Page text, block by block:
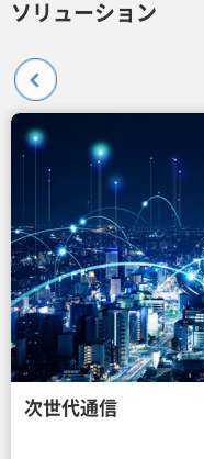
ソリューション
次世代通信